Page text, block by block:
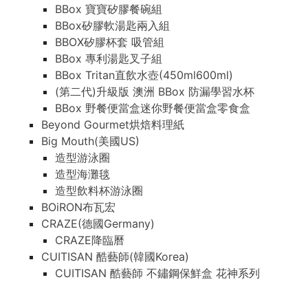
BBox 寶寶矽膠餐碗組
BBox矽膠軟湯匙兩入組
BBOX矽膠杯套 吸管組
BBox 專利湯匙叉子組
BBox Tritan直飲水壺(450ml600ml)
(第二代)升級版 澳洲 BBox 防漏學習水杯
BBox 野餐便當盒迷你野餐便當盒零食盒
Beyond Gourmet烘焙料理紙
Big Mouth(美國US)
造型游泳圈
造型海灘毯
造型飲料杯游泳圈
BOiRON布瓦宏
CRAZE(德國Germany)
CRAZE降臨曆
CUITISAN 酷藝師(韓國Korea)
CUITISAN 酷藝師 不鏽鋼保鮮盒 花神系列